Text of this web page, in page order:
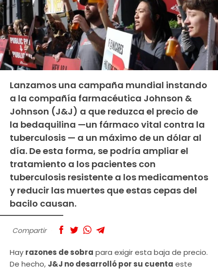
Lanzamos una campaña mundial instando
a la compañía farmacéutica Johnson &
Johnson (J&J) a que reduzca el precio de
la bedaquilina —un fármaco vital contra la
tuberculosis — a un máximo de un dólar al
día. De esta forma, se podría ampliar el
tratamiento a los pacientes con
tuberculosis resistente a los medicamentos
y reducir las muertes que estas cepas del
bacilo causan.
Compartir
Hay razones de sobra para exigir esta baja de precio.
De hecho, J&J no desarrolló por su cuenta este